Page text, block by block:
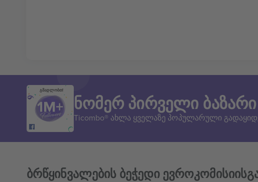
გმადლობთ!
ნომერ პირველი
Ticombo® ახლა ყველაზე პოპულარული
ბრწყინვალების ბეჭედი